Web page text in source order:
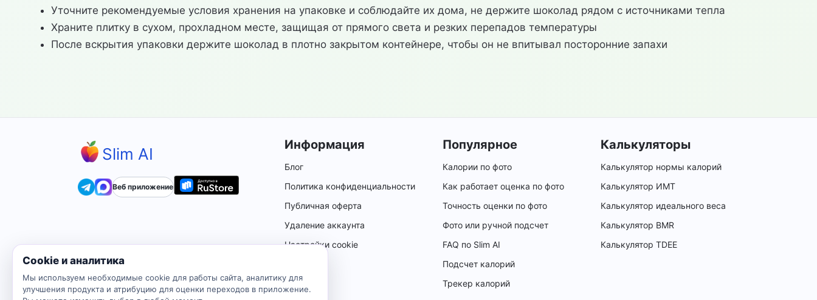
Уточните рекомендуемые условия хранения на упаковке и соблюдайте их дома, не держите шоколад рядом с источниками тепла
Храните плитку в сухом, прохладном месте, защищая от прямого света и резких перепадов температуры
После вскрытия упаковки держите шоколад в плотно закрытом контейнере, чтобы он не впитывал посторонние запахи
Slim AI
Веб приложение
Информация
Блог
Политика конфиденциальности
Публичная оферта
Удаление аккаунта
Настройки cookie
Популярное
Калории по фото
Как работает оценка по фото
Точность оценки по фото
Фото или ручной подсчет
FAQ по Slim AI
Подсчет калорий
Трекер калорий
Калькуляторы
Калькулятор нормы калорий
Калькулятор ИМТ
Калькулятор идеального веса
Калькулятор BMR
Калькулятор TDEE
Cookie и аналитика
Мы используем необходимые cookie для работы сайта, аналитику для
улучшения продукта и атрибуцию для оценки переходов в приложение.